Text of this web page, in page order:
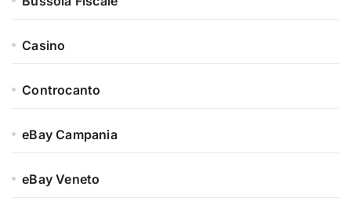
Casino
Controcanto
eBay Campania
eBay Veneto